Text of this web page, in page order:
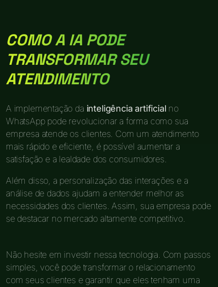
COMO A IA PODE
TRANSFORMAR SEU
ATENDIMENTO
A implementação da inteligência artificial no
WhatsApp pode revolucionar a forma como sua
empresa atende os clientes. Com um atendimento
mais rápido e eficiente, é possível aumentar a
satisfação e a lealdade dos consumidores.
Além disso, a personalização das interações e a
análise de dados ajudam a entender melhor as
necessidades dos clientes. Assim, sua empresa pode
se destacar no mercado altamente competitivo.
Não hesite em investir nessa tecnologia. Com passos
simples, você pode transformar o relacionamento
com seus clientes e garantir que eles tenham uma